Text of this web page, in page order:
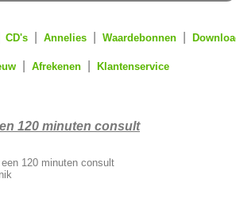
CD's Annelies Waardebonnen
Afrekenen Klantenservice
120 minuten consult
120 minuten consult